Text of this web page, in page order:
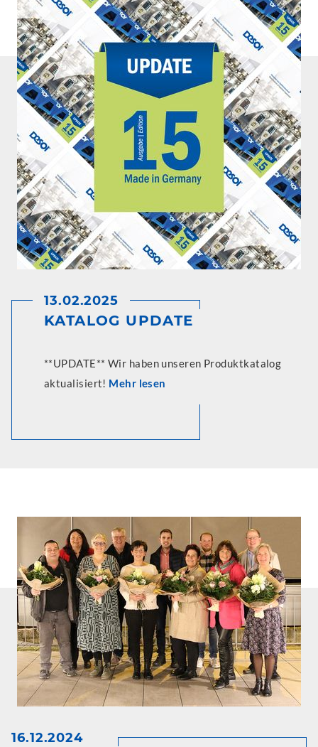
13.02.2025
KATALOG UPDATE
**UPDATE** Wir haben unseren Produktkatalog
aktualisiert! Mehr lesen
16.12.2024